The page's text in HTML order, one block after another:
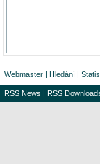
Webmaster | Hledání |
RSS News | RSS